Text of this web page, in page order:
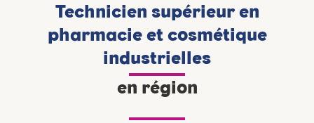
Technicien supérieur en
pharmacie et cosmétique
industrielles
en région